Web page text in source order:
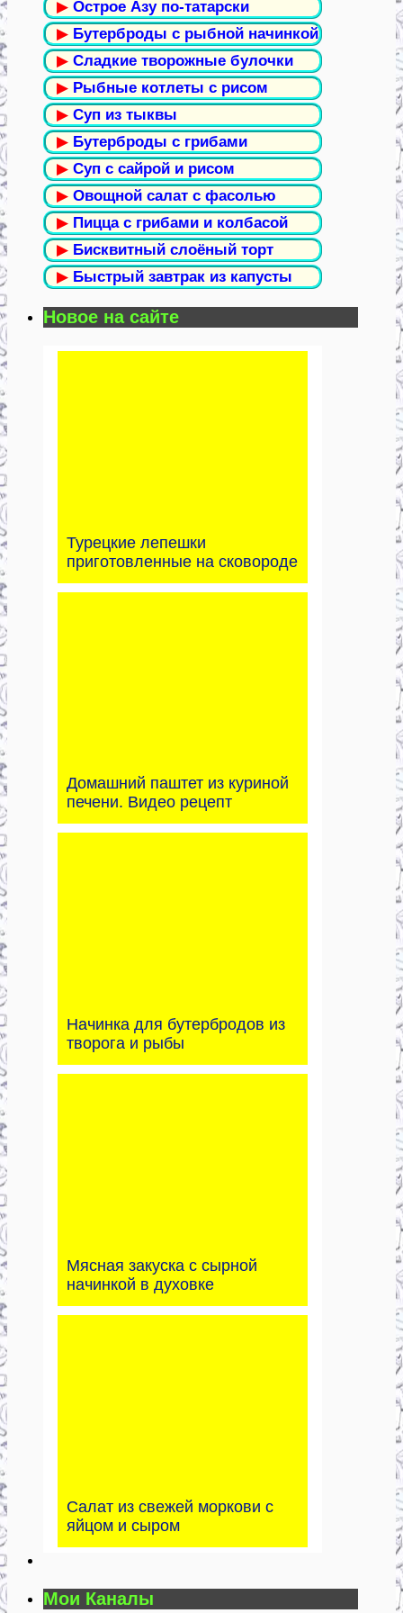
▶ Острое Азу по-татарски
▶ Бутерброды с рыбной начинкой
▶ Сладкие творожные булочки
▶ Рыбные котлеты с рисом
▶ Суп из тыквы
▶ Бутерброды с грибами
▶ Суп с сайрой и рисом
▶ Овощной салат с фасолью
▶ Пицца с грибами и колбасой
▶ Бисквитный слоёный торт
▶ Быстрый завтрак из капусты
Новое на сайте
Турецкие лепешки
приготовленные на сковороде
Домашний паштет из куриной
печени. Видео рецепт
Начинка для бутербродов из
творога и рыбы
Мясная закуска с сырной
начинкой в духовке
Салат из свежей моркови с
яйцом и сыром
Мои Каналы